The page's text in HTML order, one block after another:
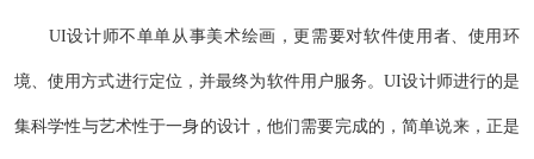
UI设计师不单单从事美术绘画，更需要对软件使用者、使用环
境、使用方式进行定位，并最终为软件用户服务。UI设计师进行的是
集科学性与艺术性于一身的设计，他们需要完成的，简单说来，正是